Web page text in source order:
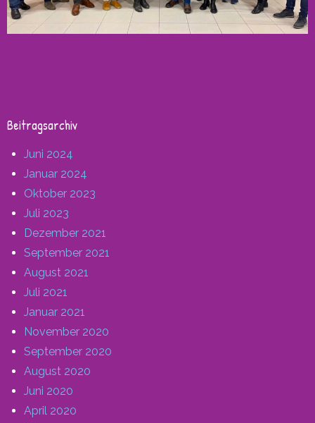
Beitragsarchiv
Juni 2024
Januar 2024
Oktober 2023
Juli 2023
Dezember 2021
September 2021
August 2021
Juli 2021
Januar 2021
November 2020
September 2020
August 2020
Juni 2020
April 2020